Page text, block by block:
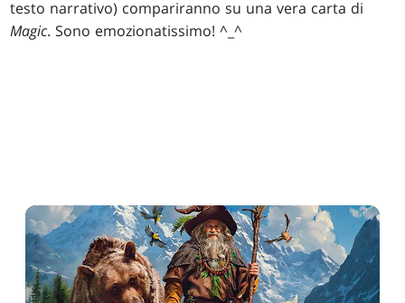
testo narrativo) compariranno su una vera carta di
Magic. Sono emozionatissimo! ^_^